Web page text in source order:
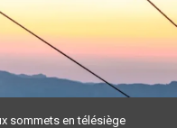
sommets en télésiège